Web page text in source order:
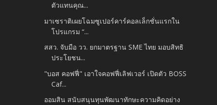
ตัวแทนคุณ...
มาเซราติเผยโฉมซูเปอร์คาร์คอลเล็กชั่นแรกใน
โปรแกรม “...
สสว. จับมือ วว. ยกมาตรฐาน SME ไทย มอบสิทธิ
ประโยชน...
"บอส คอฟฟี่" เอาใจคอฟฟี่เลิฟเวอร์ เปิดตัว BOSS
Caf...
ออมสิน สนับสนุนทุนพัฒนาทักษะความคิดอย่าง